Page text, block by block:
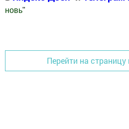
новь"
Перейти на страницу